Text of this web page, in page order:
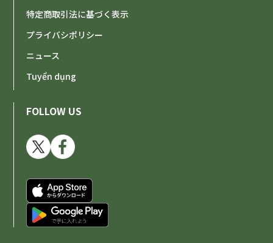
特定商取引法に基づく表示
プライバシポリシー
ニュース
Tuyển dụng
FOLLOW US